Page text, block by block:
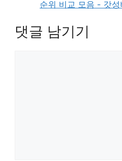
순위 비교 모음 - 갓성
댓글 남기기